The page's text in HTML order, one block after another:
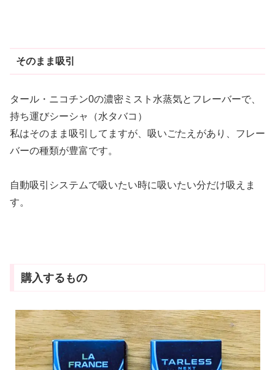
そのまま吸引
タール・ニコチン0の濃密ミスト水蒸気とフレーバーで、
持ち運びシーシャ（水タバコ）
私はそのまま吸引してますが、吸いごたえがあり、フレー
バーの種類が豊富です。
自動吸引システムで吸いたい時に吸いたい分だけ吸えま
す。
購入するもの